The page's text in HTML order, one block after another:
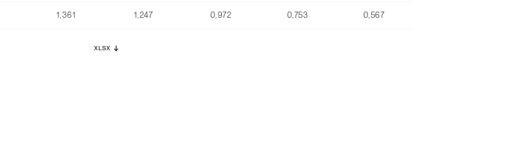
1,361 1,247 0,972 0,753 0,567
XLSX